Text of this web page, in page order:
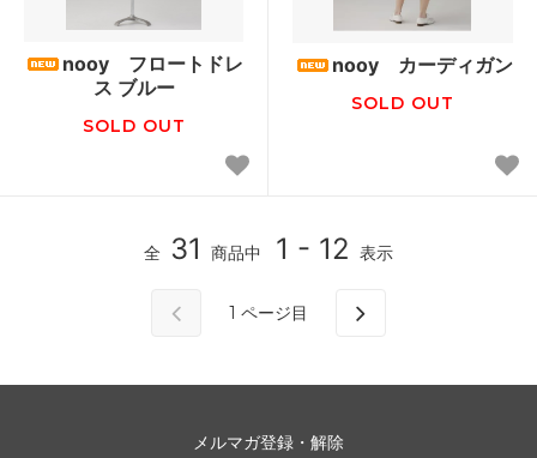
nooy フロートドレ
ス ブルー
SOLD OUT
nooy カーディガン
SOLD OUT
全 31 商品中 1 - 12 表示
1 ページ目
メルマガ登録・解除